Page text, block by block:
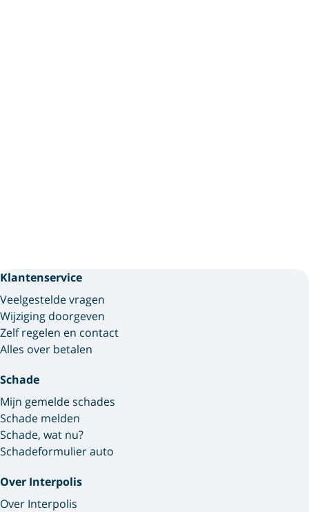
Klantenservice
Veelgestelde vragen
Wijziging doorgeven
Zelf regelen en contact
Alles over betalen
Schade
Mijn gemelde schades
Schade melden
Schade, wat nu?
Schadeformulier auto
Over Interpolis
Over Interpolis